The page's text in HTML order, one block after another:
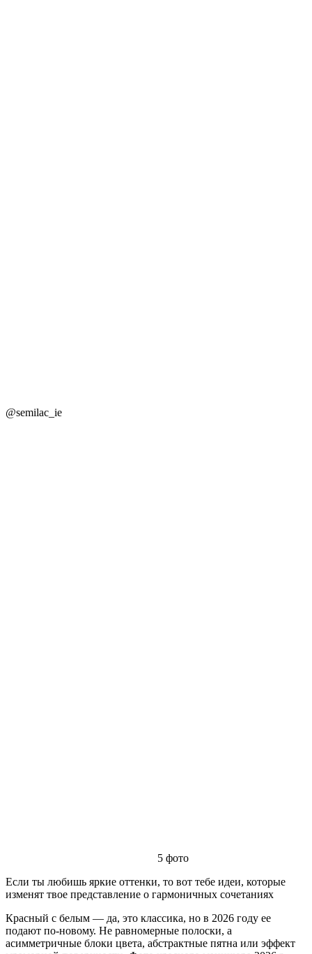
@semilac_ie
5 фото
Если ты любишь яркие оттенки, то вот тебе идеи, которые
изменят твое представление о гармоничных сочетаниях
Красный с белым — да, это классика, но в 2026 году ее
подают по-новому. Не равномерные полоски, а
асимметричные блоки цвета, абстрактные пятна или эффект